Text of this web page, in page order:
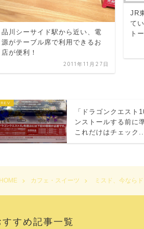
品川シーサイド駅から近い、電
源がテーブル席で利用できるお
店が便利！
2011年11月27日
JR
て
ト
「ドラゴンクエスト
ンストールする前に
これだけはチェック
HOME カフェ・スイーツ ミスド、今なら
すすめ記事一覧